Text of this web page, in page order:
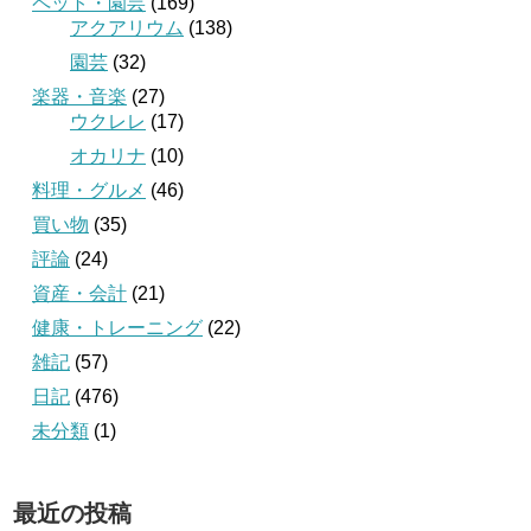
アクアリウム (138)
園芸 (32)
楽器・音楽 (27)
ウクレレ (17)
オカリナ (10)
料理・グルメ (46)
買い物 (35)
評論 (24)
資産・会計 (21)
健康・トレーニング (22)
雑記 (57)
日記 (476)
未分類 (1)
最近の投稿